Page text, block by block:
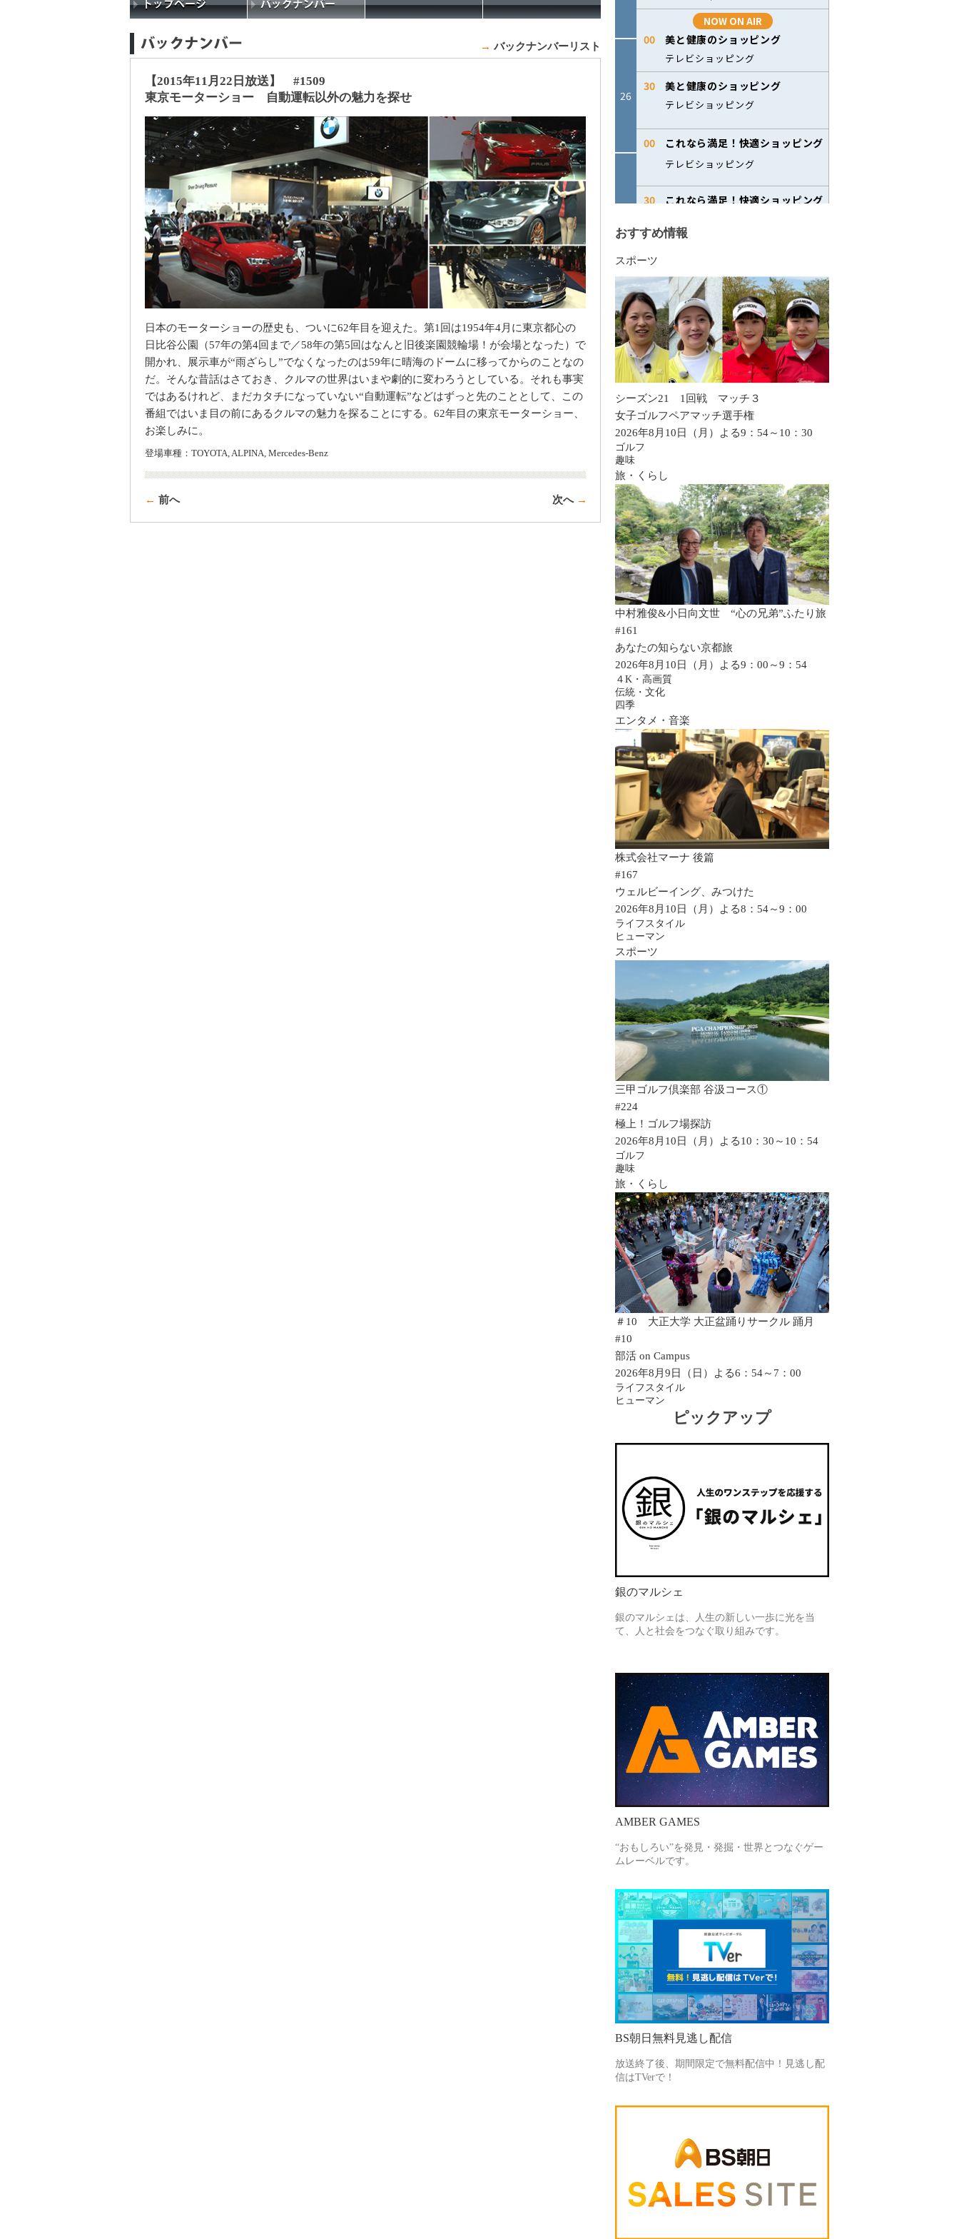
→ バックナンバーリスト
【2015年11月22日放送】 #1509
東京モーターショー 自動運転以外の魅力を探せ
日本のモーターショーの歴史も、ついに62年目を迎えた。第1回は1954年4月に東京都心の
日比谷公園（57年の第4回まで／58年の第5回はなんと旧後楽園競輪場！が会場となった）で
開かれ、展示車が“雨ざらし”でなくなったのは59年に晴海のドームに移ってからのことなの
だ。そんな昔話はさておき、クルマの世界はいまや劇的に変わろうとしている。それも事実
ではあるけれど、まだカタチになっていない“自動運転”などはずっと先のこととして、この
番組ではいま目の前にあるクルマの魅力を探ることにする。62年目の東京モーターショー、
お楽しみに。
登場車種：TOYOTA, ALPINA, Mercedes-Benz
← 前へ 次へ→
おすすめ情報
スポーツ
シーズン21 1回戦 マッチ３
女子ゴルフペアマッチ選手権
2026年8月10日（月）よる9：54～10：30
ゴルフ
趣味
旅・くらし
中村雅俊&小日向文世 “心の兄弟”ふたり旅
#161
あなたの知らない京都旅
2026年8月10日（月）よる9：00～9：54
４K・高画質
伝統・文化
四季
エンタメ・音楽
株式会社マーナ 後篇
#167
ウェルビーイング、みつけた
2026年8月10日（月）よる8：54～9：00
ライフスタイル
ヒューマン
スポーツ
三甲ゴルフ倶楽部 谷汲コース①
#224
極上！ゴルフ場探訪
2026年8月10日（月）よる10：30～10：54
ゴルフ
趣味
旅・くらし
＃10 大正大学 大正盆踊りサークル 踊月
#10
部活 on Campus
2026年8月9日（日）よる6：54～7：00
ライフスタイル
ヒューマン
ピックアップ
銀のマルシェ
銀のマルシェは、人生の新しい一歩に光を当
て、人と社会をつなぐ取り組みです。
AMBER GAMES
“おもしろい”を発見・発掘・世界とつなぐゲー
ムレーベルです。
BS朝日無料見逃し配信
放送終了後、期間限定で無料配信中！見逃し配
信はTVerで！